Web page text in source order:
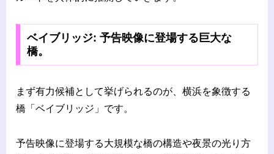
ベイブリッジ: 予告映像に登場する巨大な
橋。
まず有力候補として挙げられるのが、横浜を象徴する
橋「ベイブリッジ」です。
予告映像に登場する大規模な橋の構造や夜景の光り方